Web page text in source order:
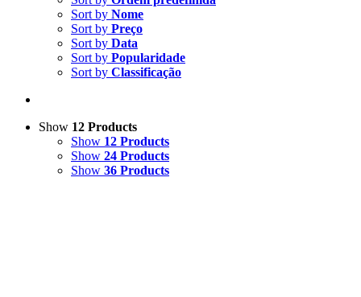
Sort by Nome
Sort by Preço
Sort by Data
Sort by Popularidade
Sort by Classificação
Show 12 Products
Show 12 Products
Show 24 Products
Show 36 Products